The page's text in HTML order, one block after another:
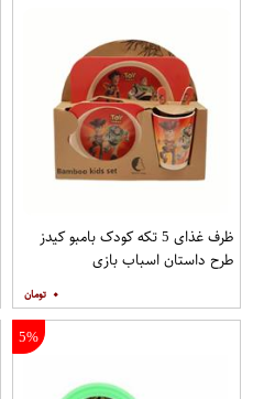
ظرف غذای 5 تکه کودک بامبو کیدز
طرح داستان اسباب بازی
۰
5%